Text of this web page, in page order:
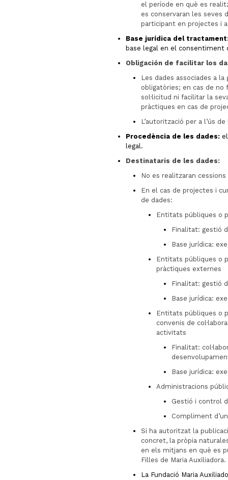
el període en què es
es conservaran les seves
participant en projectes i
Base jurídica del
base legal en el consentiment
Obligación de facilitar los
Les dades associades a
obligatòries; en cas de
sol·licitud ni facilitar la
pràctiques en cas de
L’autorització per a l’ús
Procedència de les dades:
legal.
Destinataris de les dades:
No es realitzaran
En el cas de projectes i
de dades:
Entitats públiques o
Finalitat: gestió
Base jurídica:
Entitats públiques o
pràctiques externes
Finalitat: gestió
Base jurídica:
Entitats públiques o
convenis de
activitats
Finalitat:
Base jurídica:
Administracions
Gestió i control
Compliment
Si ha autoritzat la
concret, la pròpia
en els mitjans en què es
Filles de Maria Auxiliadora.
La Fundació Maria